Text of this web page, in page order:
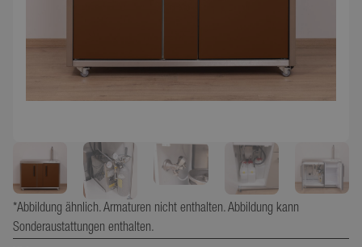
*Abbildung ähnlich. Armaturen nicht enthalten. Abbildung kann
Sonderaustattungen enthalten.